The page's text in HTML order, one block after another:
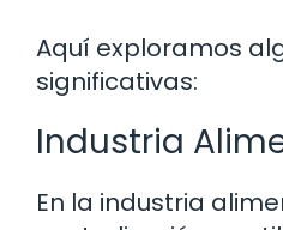
Aquí exploramos
significativas:
Industria
En la industria